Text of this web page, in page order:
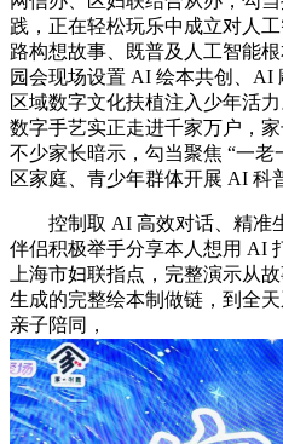
践，正在轻松玩乐中成立对人
路构想故事、既普及人工智能
园会现场设置 AI 绘本共创、AI
区域数字文化扶植注入少年活
数字手艺实正走进千家万户，
不少家长暗示，勾当聚焦 “一老
区家庭、青少年群体开展 AI 科
控制取 AI 高效对话、精准
伴侣积极举手分享本人想用 AI
上海市妇联指点，完整演示从
生成的完整绘本制做链，到全
亲子陪同，